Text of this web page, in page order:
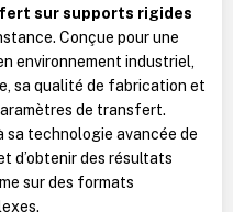
sur supports rigides
Conçue pour une
environnement industriel,
sa qualité de fabrication et
de transfert.
sa technologie avancée de
d’obtenir des résultats
sur des formats